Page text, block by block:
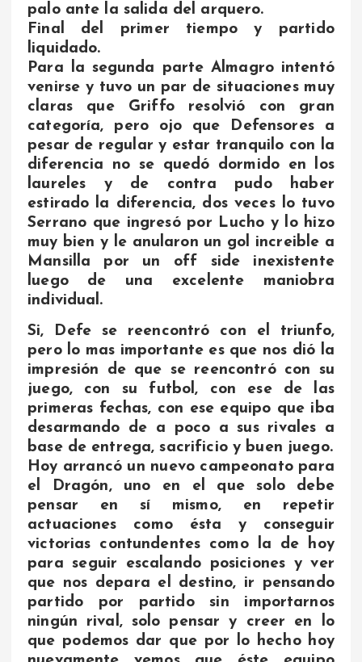
palo ante la salida del arquero.
Final del primer tiempo y partido
liquidado.
Para la segunda parte Almagro intentó
venirse y tuvo un par de situaciones muy
claras que Griffo resolvió con gran
categoría, pero ojo que Defensores a
pesar de regular y estar tranquilo con la
diferencia no se quedó dormido en los
laureles y de contra pudo haber
estirado la diferencia, dos veces lo tuvo
Serrano que ingresó por Lucho y lo hizo
muy bien y le anularon un gol increible a
Mansilla por un off side inexistente
luego de una excelente maniobra
individual.
Si, Defe se reencontró con el triunfo,
pero lo mas importante es que nos dió la
impresión de que se reencontró con su
juego, con su futbol, con ese de las
primeras fechas, con ese equipo que iba
desarmando de a poco a sus rivales a
base de entrega, sacrificio y buen juego.
Hoy arrancó un nuevo campeonato para
el Dragón, uno en el que solo debe
pensar en sí mismo, en repetir
actuaciones como ésta y conseguir
victorias contundentes como la de hoy
para seguir escalando posiciones y ver
que nos depara el destino, ir pensando
partido por partido sin importarnos
ningún rival, solo pensar y creer en lo
que podemos dar que por lo hecho hoy